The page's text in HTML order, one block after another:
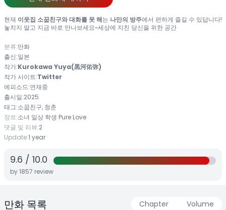
현재 이웃집 소꿉친구와 대화를 못 해는 나만의 방주에서 편하게 즐길 수 있답니다!
놓치지 말고 지금 바로 만나보세요~세상에 지친 당신을 위한 공간
분류:만화
출신:일본
작가:Kurokawa Yuya(黒河佑弥)
작가 사이트:Twitter
에피소드:연재중
출시일:2025
태그:소꿉친구, 청춘
장르:소녀 일상 학생 Pure Love
댓글 및 리뷰:2
Update:1 year
9.6 / 10.0
by1857 review
만화 목록 Chapter Volume